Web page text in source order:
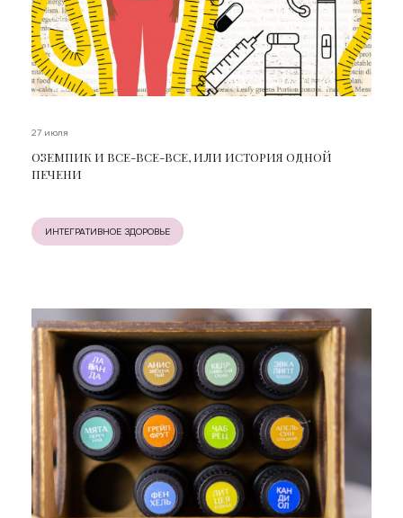
27 июля
ОЗЕМПИК И ВСЕ-ВСЕ-ВСЕ, ИЛИ ИСТОРИЯ ОДНОЙ
ПЕЧЕНИ
ИНТЕГРАТИВНОЕ ЗДОРОВЬЕ